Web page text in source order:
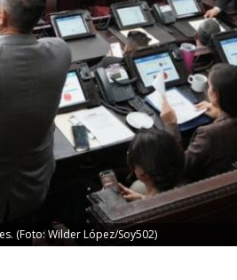
(Foto: Wilder López/Soy502)